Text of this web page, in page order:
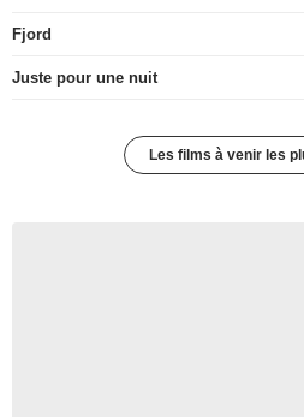
Fjord
Juste pour une nuit
Les films à venir les